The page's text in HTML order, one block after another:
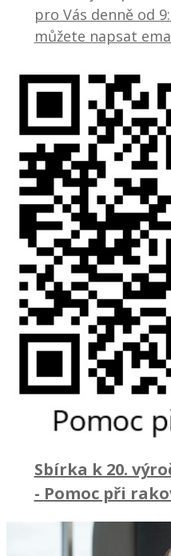
pro Vás denně od
můžete napsat
Sbírka k 20.
- Pomoc při